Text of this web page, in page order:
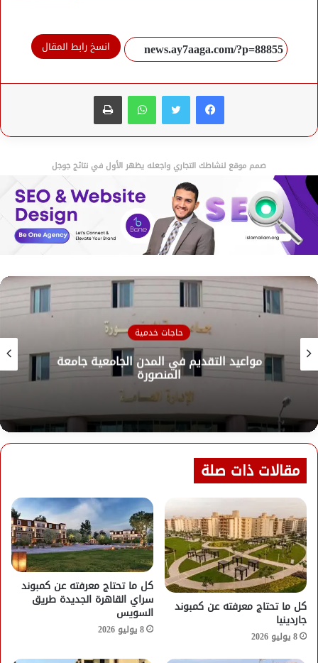
انسخ رابط المقال
فيسبوك واتساب
صمم موقع لنشاطك التجاري واجعله يظهر الأول في نتائج جوجل
حاجات خدمية
مواعيد التقديم في المدن الجامعية جامعة
المنصورة
مقالات ذات صلة
كل ما تحتاج معرفته عن كمبوند
جاردينيا
8 يوليو 2026
كل ما تحتاج معرفته عن كمبوند
سراي القاهرة الجديدة طريق
السويس
8 يوليو 2026